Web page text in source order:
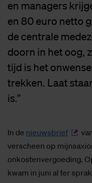
en managers
en 80 euro netto
de centrale
doorn in het oog,
tijd is het
trekken. Laat
is.”
In de nieuwsbrief
verscheen op
onkostenvergoeding.
kwam in juni al ter